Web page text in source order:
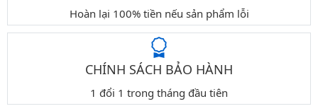
Hoàn lại 100% tiền nếu sản phẩm lỗi
CHÍNH SÁCH BẢO HÀNH
1 đổi 1 trong tháng đầu tiên